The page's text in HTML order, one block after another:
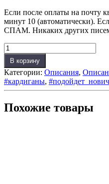
Если после оплаты на почту
минут 10 (автоматически).
СПАМ. Никаких других
Количество
товара
Японский
мотив
(Описание
для
В корзину
Категории: Описания,
#кардиганы,
Похожие товары